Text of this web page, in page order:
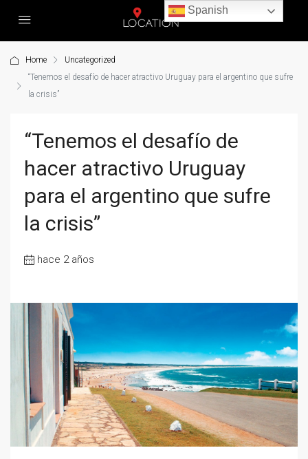
Home
Uncategorized
“Tenemos el desafío de hacer atractivo Uruguay para el argentino que sufre
la crisis”
“Tenemos el desafío de
hacer atractivo Uruguay
para el argentino que sufre
la crisis”
hace 2 años
Spanish